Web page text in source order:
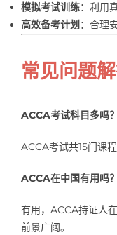
模拟考试训练：利用
高效备考计划 ：合理
常见问题
ACCA考试科目多吗？
ACCA考试共15门课
ACCA在中国有用吗？
有用，ACCA持证人
前景广阔。